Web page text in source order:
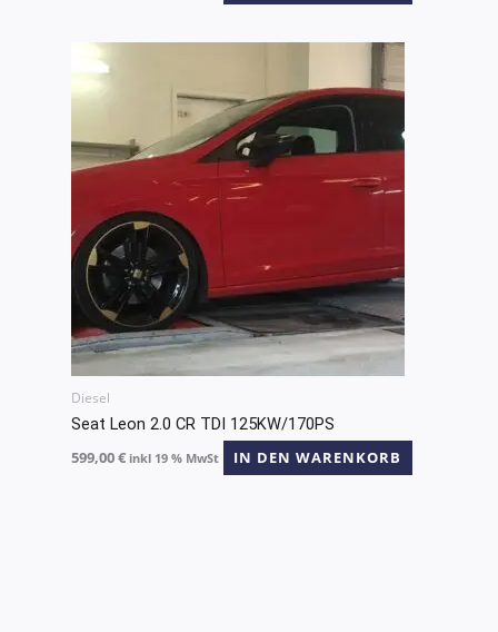
Diesel
Seat Leon 2.0 CR TDI 125KW/170PS
599,00€ inkl 19 % MwSt IN DEN WARENKORB